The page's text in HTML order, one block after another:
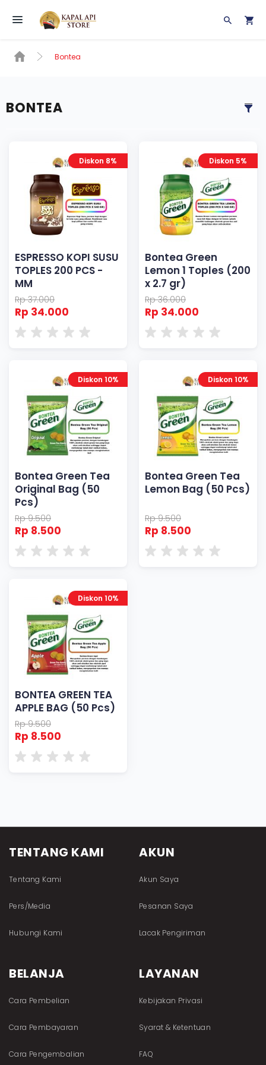
Toggle navigation
Bontea
BONTEA
Diskon 8%
ESPRESSO KOPI SUSU
TOPLES 200 PCS -
MM
Rp 37.000
Rp 34.000
Diskon 5%
Bontea Green
Lemon 1 Toples (200
x 2.7 gr)
Rp 36.000
Rp 34.000
Diskon 10%
Bontea Green Tea
Original Bag (50
Pcs)
Rp 9.500
Rp 8.500
Diskon 10%
Bontea Green Tea
Lemon Bag (50 Pcs)
Rp 9.500
Rp 8.500
Diskon 10%
BONTEA GREEN TEA
APPLE BAG (50 Pcs)
Rp 9.500
Rp 8.500
TENTANG KAMI
Tentang Kami
Pers/Media
Hubungi Kami
AKUN
Akun Saya
Pesanan Saya
Lacak Pengiriman
BELANJA
Cara Pembelian
Cara Pembayaran
Cara Pengembalian
LAYANAN
Kebijakan Privasi
Syarat & Ketentuan
FAQ